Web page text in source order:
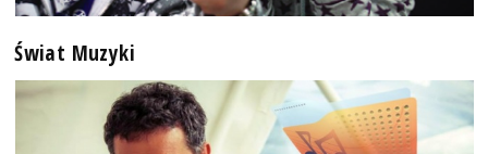
Świat Muzyki